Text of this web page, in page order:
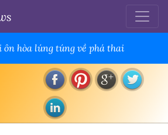
hòa lúng túng về phá thai